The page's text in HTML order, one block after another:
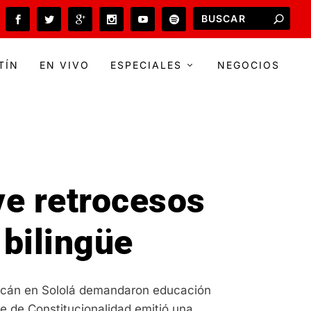
EN VIVO ESPECIALES NEGOCIOS
retrocesos
en Sololá demandaron educación